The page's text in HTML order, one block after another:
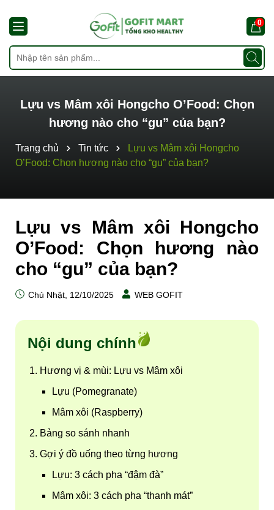
0
Lựu vs Mâm xôi Hongcho O’Food: Chọn
hương nào cho “gu” của bạn?
Trang chủ Tin tức
Lựu vs Mâm xôi Hongcho
O’Food: Chọn hương nào cho “gu” của bạn?
Lựu vs Mâm xôi Hongcho
O’Food: Chọn hương nào
cho “gu” của bạn?
Chủ Nhật, 12/10/2025 WEB GOFIT
Nội dung chính
Hương vị & mùi: Lựu vs Mâm xôi
Lựu (Pomegranate)
Mâm xôi (Raspberry)
Bảng so sánh nhanh
Gợi ý đồ uống theo từng hương
Lựu: 3 cách pha “đậm đà”
Mâm xôi: 3 cách pha “thanh mát”